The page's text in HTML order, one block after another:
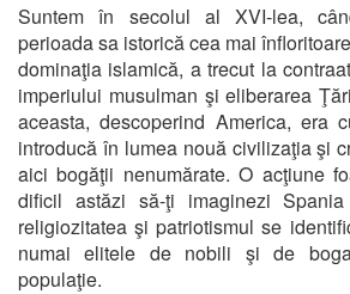
Suntem în secolul al XVI-lea,
perioada sa istorică cea mai
dominaţia islamică, a trecut la
imperiului musulman şi eliberarea
aceasta, descoperind America, era
introducă în lumea nouă civilizaţia şi
aici bogăţii nenumărate. O acţiune
dificil astăzi să-ţi imaginezi
religiozitatea şi patriotismul se
numai elitele de nobili şi de
populaţie.